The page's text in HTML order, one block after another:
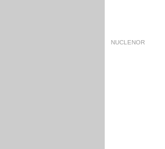
NUCLENOR